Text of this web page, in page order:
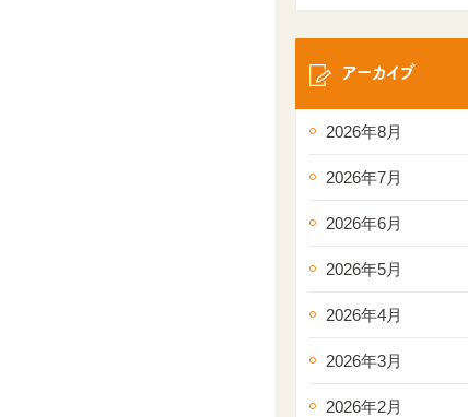
アーカイブ
2026年8月
2026年7月
2026年6月
2026年5月
2026年4月
2026年3月
2026年2月